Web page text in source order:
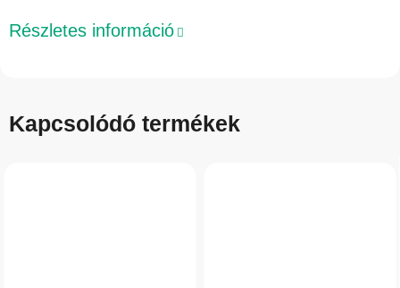
Részletes információ
Kapcsolódó termékek